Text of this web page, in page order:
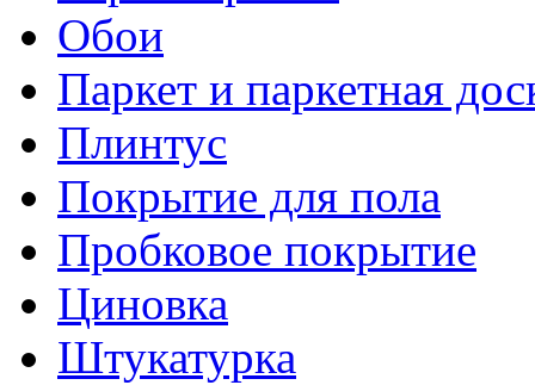
Обои
Паркет и паркетная
Плинтус
Покрытие для пола
Пробковое покрытие
Циновка
Штукатурка